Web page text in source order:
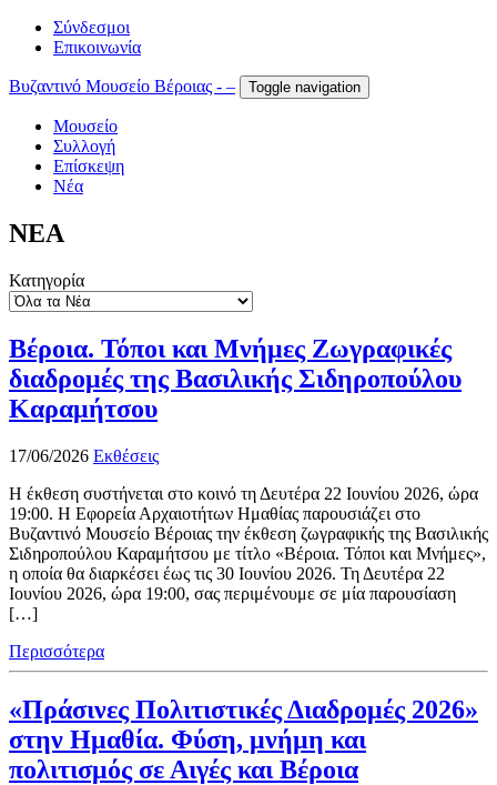
Σύνδεσμοι
Επικοινωνία
Βυζαντινό Μουσείο Βέροιας - – Toggle navigation
Μουσείο
Συλλογή
Επίσκεψη
Νέα
ΝΕΑ
Κατηγορία
Βέροια. Τόποι και Μνήμες Ζωγραφικές
διαδρομές της Βασιλικής Σιδηροπούλου
Καραμήτσου
17/06/2026 Εκθέσεις
Η έκθεση συστήνεται στο κοινό τη Δευτέρα 22 Ιουνίου 2026, ώρα
19:00. Η Εφορεία Αρχαιοτήτων Ημαθίας παρουσιάζει στο
Βυζαντινό Μουσείο Βέροιας την έκθεση ζωγραφικής της Βασιλικής
Σιδηροπούλου Καραμήτσου με τίτλο «Βέροια. Τόποι και Μνήμες»,
η οποία θα διαρκέσει έως τις 30 Ιουνίου 2026. Τη Δευτέρα 22
Ιουνίου 2026, ώρα 19:00, σας περιμένουμε σε μία παρουσίαση
[…]
Περισσότερα
«Πράσινες Πολιτιστικές Διαδρομές 2026»
στην Ημαθία. Φύση, μνήμη και
πολιτισμός σε Αιγές και Βέροια